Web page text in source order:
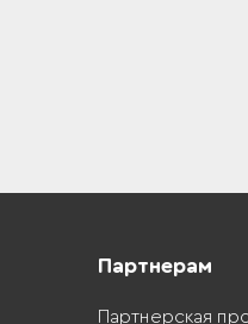
Партнерам
Партнерская